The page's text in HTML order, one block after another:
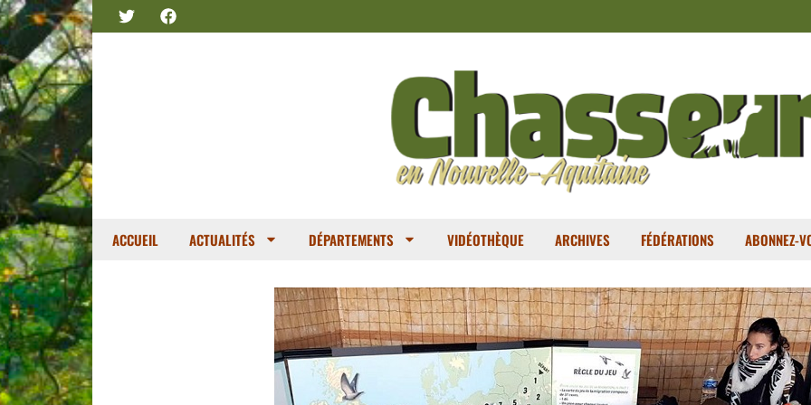
ACCUEIL ACTUALITÉS DÉPARTEMENTS VIDÉOTHÈQUE ARCHIVES FÉDÉRATIONS ABONNEZ-